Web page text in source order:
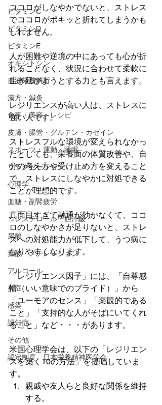
ビタミンC
ビタミンD
ビタミンE
オキシトシン
血液栄養解析
漢方・鍼灸
食事・美容・レシピ
皮膚・腸管・グルテン・カゼイン
スポーツ・運動・睡眠
リラクゼーション
心理学
血糖・副腎疲労
コレステロール・胆汁酸
尿酸
葉酸・メチレーション
アルコール
炎症
感染
認知症
その他
認定制度 日本栄養精神医学会
ココロがしなやかでないと、ストレス
でココロがポキッと折れてしまうかも
しれません。
人が困難や逆境の中にあっても心が折
れることなく、状況に合わせて柔軟に
生き延びようとする力とも言えます。
レジリエンスが高い人は、ストレスに
強い人です。
ストレスフルな環境が変えられなかっ
たとしても、栄養面の体質改善や、自
分の考え方や受け止め方を変えること
で、ストレスにしなやかに対処できる
ことが理想的です。
真面目すぎて融通が効かなくて、ココ
ロのしなやかさが足りないと、ストレ
スへの対処能力が低下して、うつ病に
なりやすくなります。
「レジリエンス因子」には、「自尊感
情（いい意味でのプライド）」から
「ユーモアのセンス」「楽観的である
こと」「支持的な人がそばにいてくれ
ること」など・・・があります。
米国心理学会は、以下の「レジリエン
スを築く10の方法」を提唱していま
す。
親戚や友人らと良好な関係を維持
する。